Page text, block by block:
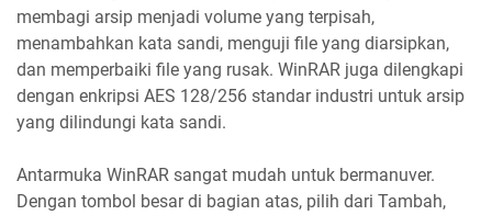
membagi arsip menjadi volume yang terpisah,
menambahkan kata sandi, menguji file yang diarsipkan,
dan memperbaiki file yang rusak. WinRAR juga dilengkapi
dengan enkripsi AES 128/256 standar industri untuk arsip
yang dilindungi kata sandi.
Antarmuka WinRAR sangat mudah untuk bermanuver.
Dengan tombol besar di bagian atas, pilih dari Tambah,